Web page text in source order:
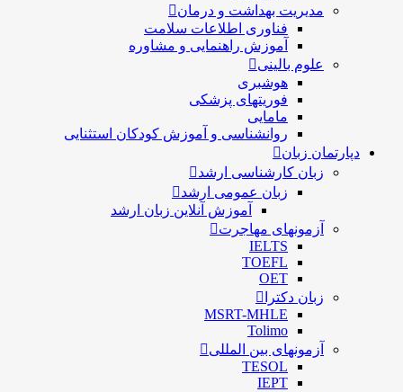
مدیریت بهداشت و درمان
فناوری اطلاعات سلامت
آموزش راهنمایی و مشاوره
علوم بالینی
هوشبری
فوریتهای پزشکی
مامایی
روانشناسی و آموزش کودکان استثنایی
دپارتمان زبان
زبان کارشناسی ارشد
زبان عمومی ارشد
آموزش آنلاین زبان ارشد
آزمونهای مهاجرت
IELTS
TOEFL
OET
زبان دکترا
MSRT-MHLE
Tolimo
آزمونهای بین المللی
TESOL
IEPT